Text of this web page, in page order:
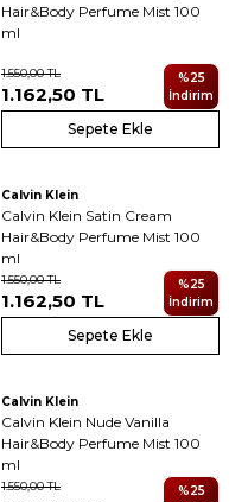
Hair&Body Perfume Mist 100
ml
1.550,00TL
1.162,50 TL
%25
İndirim
Sepete Ekle
Yeni
6
Calvin Klein
Calvin Klein Satin Cream
Hair&Body Perfume Mist 100
ml
1.550,00TL
1.162,50 TL
%25
İndirim
Sepete Ekle
Yeni
6
Calvin Klein
Calvin Klein Nude Vanilla
Hair&Body Perfume Mist 100
ml
1.550,00TL %25